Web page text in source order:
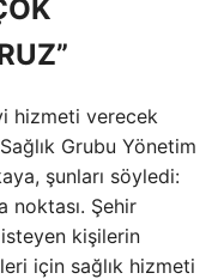
hizmeti verecek
Grubu Yönetim
şunları söyledi:
noktası. Şehir
kişilerin
için sağlık hizmeti